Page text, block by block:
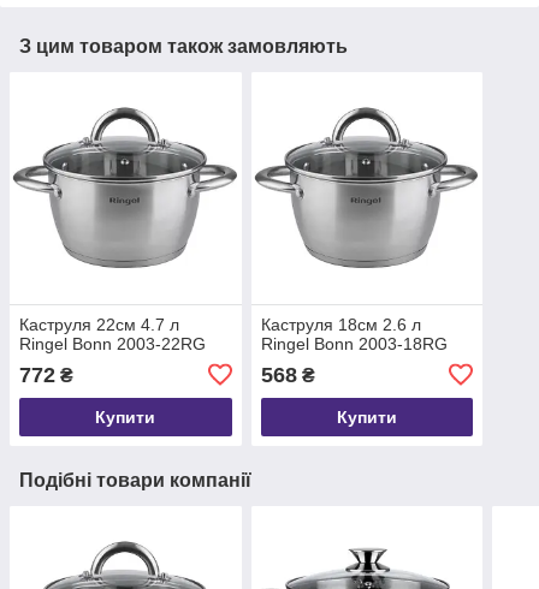
З цим товаром також замовляють
Каструля 22см 4.7 л
Ringel Bonn 2003-22RG
772 ₴
Купити
Каструля 18см 2.6 л
Ringel Bonn 2003-18RG
568₴
Купити
Подібні товари компанії